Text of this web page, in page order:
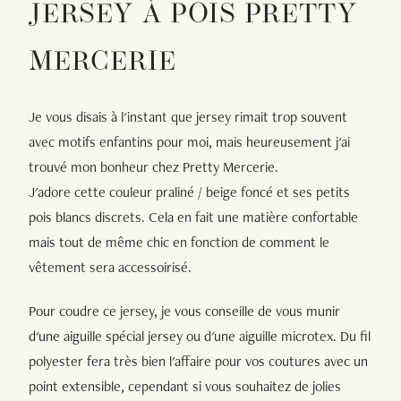
JERSEY À POIS PRETTY
MERCERIE
Je vous disais à l'instant que jersey rimait trop souvent
avec motifs enfantins pour moi, mais heureusement j'ai
trouvé mon bonheur chez Pretty Mercerie.
J'adore cette couleur praliné / beige foncé et ses petits
pois blancs discrets. Cela en fait une matière confortable
mais tout de même chic en fonction de comment le
vêtement sera accessoirisé.
Pour coudre ce jersey, je vous conseille de vous munir
d'une aiguille spécial jersey ou d'une aiguille microtex. Du fil
polyester fera très bien l'affaire pour vos coutures avec un
point extensible, cependant si vous souhaitez de jolies